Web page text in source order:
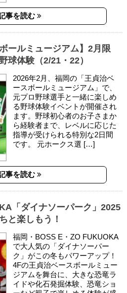
事を読む
ールミュージアム】2月限
球体験（2/21・22）
2026年2月、福岡の「王貞治ベ
ースボールミュージアム」で、
元プロ野球選手と一緒に楽しめ
る野球体験イベントが開催され
ます。野球初心者のお子さまか
ら経験者まで、レベルに応じた
指導が受けられる特別な2日間
です。 元ホークス選 […]
事を読む
「ダイナソーパーク」2025
と楽しもう！
福岡・BOSS E・ZO FUKUOKA
で大人気の「ダイナソーパー
ク」がこの冬もパワーアップ！
4Fの王貞治ベースボールミュー
ジアムを舞台に、大きな恐竜ラ
イドや化石発掘体験、恐竜ショ